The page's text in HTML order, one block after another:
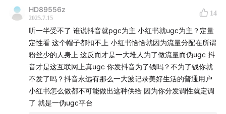
【图】▲小红书1.0版本：香港购物指南
HD89556z
2025.7.15
14
听一半受不了 谁说抖音就pgc为主 小红书就ugc为主？定量
定性看 这个帽子都扣不上 小红书恰恰就因为流量分配在所谓
粉丝少的人身上 这反而才是一大堆人为了做流量而伪ugc 抖
音才是这互联网上真ugc 你发抖音为了钱吗？不为了钱你就
不发了吗？抖音永远有那么一大波记录美好生活的普通用户
小红书怎么做都不可能做出这种供给 因为你分发调性就定调
了 就是一伪ugc平台